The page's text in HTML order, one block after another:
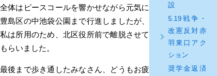
全体はピースコールを響かせながら元気に
豊島区の中池袋公園まで行進しましたが、
私は所用のため、北区役所前で離脱させて
もらいました。
最後まで歩き通したみなさん、どうもお疲
設
5.19戦争・
改憲反対赤
羽東口アク
ション
奨学金返済